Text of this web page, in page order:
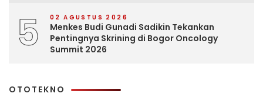
5 02 AGUSTUS 2026
Menkes Budi Gunadi Sadikin Tekankan
Pentingnya Skrining di Bogor Oncology
Summit 2026
OTOTEKNO